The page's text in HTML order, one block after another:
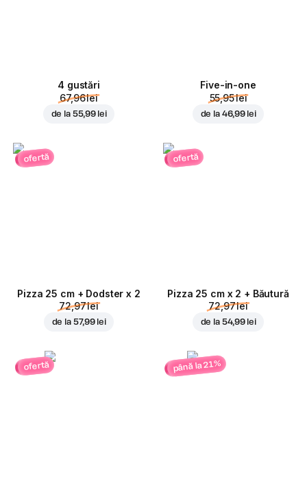
4 gustări
67,96 lei
de la 55,99 lei
Five-in-one
55,95 lei
de la 46,99 lei
ofertă
Pizza 25 cm + Dodster x 2
72,97 lei
de la 57,99 lei
ofertă
Pizza 25 cm x 2 + Băutură
72,97 lei
de la 54,99 lei
ofertă până la 21%